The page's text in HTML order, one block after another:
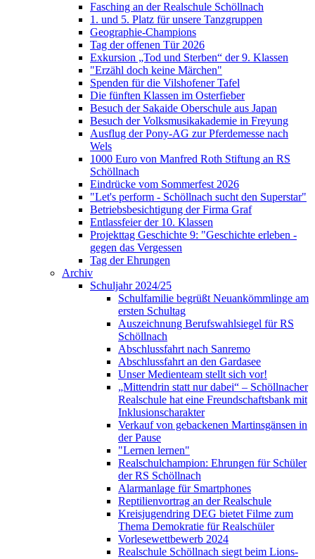
Fasching an der Realschule Schöllnach
1. und 5. Platz für unsere Tanzgruppen
Geographie-Champions
Tag der offenen Tür 2026
Exkursion „Tod und Sterben“ der 9. Klassen
"Erzähl doch keine Märchen"
Spenden für die Vilshofener Tafel
Die fünften Klassen im Osterfieber
Besuch der Sakaide Oberschule aus Japan
Besuch der Volksmusikakademie in Freyung
Ausflug der Pony-AG zur Pferdemesse nach
Wels
1000 Euro von Manfred Roth Stiftung an RS
Schöllnach
Eindrücke vom Sommerfest 2026
"Let's perform - Schöllnach sucht den Superstar"
Betriebsbesichtigung der Firma Graf
Entlassfeier der 10. Klassen
Projekttag Geschichte 9: "Geschichte erleben -
gegen das Vergessen
Tag der Ehrungen
Archiv
Schuljahr 2024/25
Schulfamilie begrüßt Neuankömmlinge am
ersten Schultag
Auszeichnung Berufswahlsiegel für RS
Schöllnach
Abschlussfahrt nach Sanremo
Abschlussfahrt an den Gardasee
Unser Medienteam stellt sich vor!
„Mittendrin statt nur dabei“ – Schöllnacher
Realschule hat eine Freundschaftsbank mit
Inklusionscharakter
Verkauf von gebackenen Martinsgänsen in
der Pause
"Lernen lernen"
Realschulchampion: Ehrungen für Schüler
der RS Schöllnach
Alarmanlage für Smartphones
Reptilienvortrag an der Realschule
Kreisjugendring DEG bietet Filme zum
Thema Demokratie für Realschüler
Vorlesewettbewerb 2024
Realschule Schöllnach siegt beim Lions-